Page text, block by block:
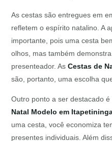
As cestas são entregues em
refletem o espírito natalino. A
importante, pois uma cesta
olhos, mas também
presenteador. AsCestas de
são, portanto, uma escolha
Outro ponto a ser destacado
Natal Modelo em
uma cesta, você economiza
presentes individuais. Além